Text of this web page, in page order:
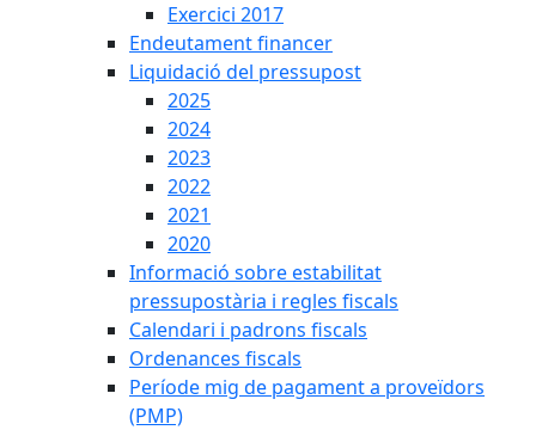
Exercici 2017
Endeutament financer
Liquidació del pressupost
2025
2024
2023
2022
2021
2020
Informació sobre estabilitat
pressupostària i regles fiscals
Calendari i padrons fiscals
Ordenances fiscals
Període mig de pagament a proveïdors
(PMP)